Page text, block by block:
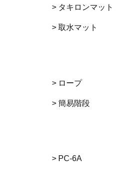
> タキロンマット
> 取水マット
> ロープ
> 簡易階段
> PC-6A